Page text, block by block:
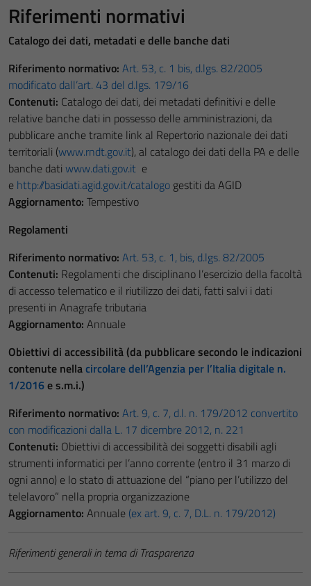
Riferimenti normativi
Catalogo dei dati, metadati e delle banche dati
Riferimento normativo: Art. 53, c. 1 bis, d.lgs. 82/2005
modificato dall’art. 43 del d.lgs. 179/16
Contenuti: Catalogo dei dati, dei metadati definitivi e delle
relative banche dati in possesso delle amministrazioni, da
pubblicare anche tramite link al Repertorio nazionale dei dati
territoriali (www.rndt.gov.it), al catalogo dei dati della PA e delle
banche dati www.dati.gov.it e
e http://basidati.agid.gov.it/catalogo gestiti da AGID
Aggiornamento: Tempestivo
Regolamenti
Riferimento normativo: Art. 53, c. 1, bis, d.lgs. 82/2005
Contenuti: Regolamenti che disciplinano l’esercizio della facoltà
di accesso telematico e il riutilizzo dei dati, fatti salvi i dati
presenti in Anagrafe tributaria
Aggiornamento: Annuale
Obiettivi di accessibilità (da pubblicare secondo le indicazioni
contenute nellacircolare dell’Agenzia per l’Italia digitale n.
1/2016e s.m.i.)
Riferimento normativo: Art. 9, c. 7, d.l. n. 179/2012 convertito
con modificazioni dalla L. 17 dicembre 2012, n. 221
Contenuti: Obiettivi di accessibilità dei soggetti disabili agli
strumenti informatici per l’anno corrente (entro il 31 marzo di
ogni anno) e lo stato di attuazione del “piano per l’utilizzo del
telelavoro” nella propria organizzazione
Aggiornamento: Annuale (ex art. 9, c. 7, D.L. n. 179/2012)
Riferimenti generali in tema di Trasparenza